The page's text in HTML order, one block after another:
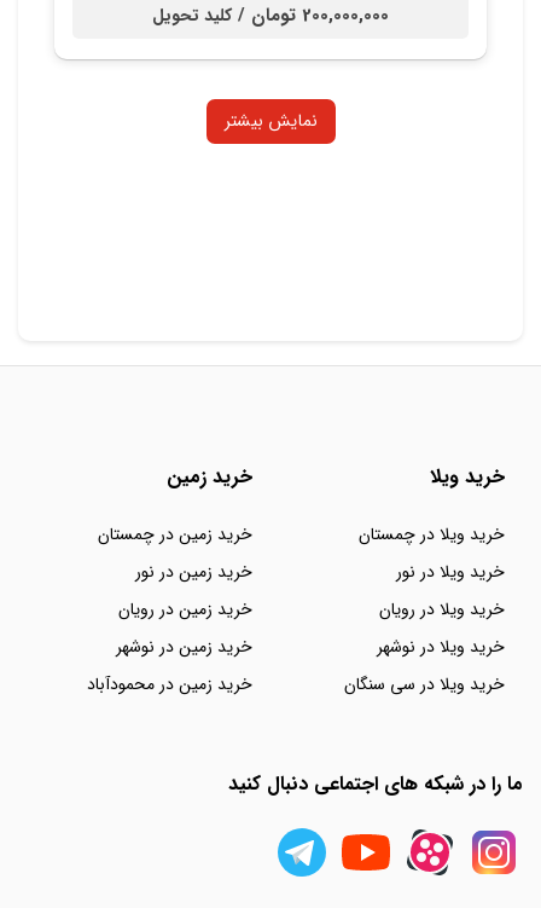
200,000,000 تومان / کلید تحویل
نمایش بیشتر
خرید ویلا
خرید ویلا در چمستان
خرید ویلا در نور
خرید ویلا در رویان
خرید ویلا در نوشهر
خرید ویلا در سی سنگان
خرید زمین
خرید زمین در چمستان
خرید زمین در نور
خرید زمین در رویان
خرید زمین در نوشهر
خرید زمین در محمودآباد
ما را در شبکه های اجتماعی دنبال کنید